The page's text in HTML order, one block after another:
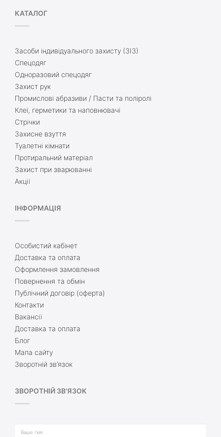
КАТАЛОГ
Засоби індивідуального захисту (ЗІЗ)
Спецодяг
Одноразовий спецодяг
Захист рук
Промислові абразиви / Пасти та поліролі
Клеї, герметики та наповнювачі
Стрічки
Захисне взуття
Туалетні кімнати
Протиральний матеріал
Захист при зварюванні
Акції
ІНФОРМАЦІЯ
Особистий кабінет
Доставка та оплата
Оформлення замовлення
Повернення та обмін
Публічний договір (оферта)
Контакти
Вакансії
Доставка та оплата
Блог
Мапа сайту
Зворотній зв’язок
ЗВОРОТНІЙ ЗВ'ЯЗОК